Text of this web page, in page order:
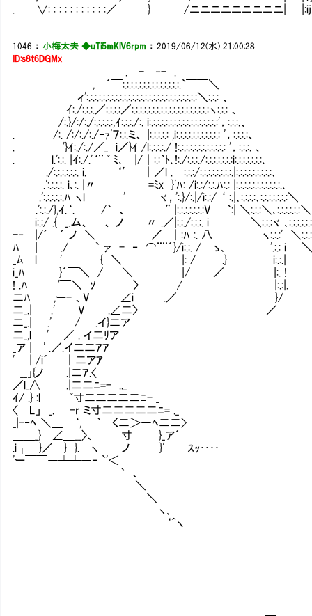
. ∨: : : : : : : : : : :／ } /ニニニニニニニニニ|
1046 ： 小梅太夫 ◆uTi5mKlV6rpm ：2019/06/12(水) 21:00:28
ID:s8t6DGMx
. -―‐- .
, ´￣:.:.:.:.:.:.:.:.:.:.:.:.:.:.`￣￣＼
ィ':.:.:.:.:.:.:.:.:.:.:.:.:.:.:.:.:.:.:.:.:.:.:.:.:.:.:＼:.:.: 、
ｲ:./:.:.:.／:.:.:.:／:.:.:.:.:.:.:.:.:.:.:.:.:.:.:.:.:.:.:ヽ:.:.: 、
/:.}/:/:./:.:.:.:.:,ｲ:.:.:./:. i:.:.:.:.:.:.:.:.:.:.:.:.:.:.:.:.:'，:.:.:.、
. /:. /:/:./:./‐ｧ'７:.:.ミ、 |:.:.:.:.: ,i:.:.:.:.:.:.:.:.:.:.: '，:.:.:.:、
. Ⅳ'}ｲ:./:./／_ i／}ｲ /l:.:.:.:./ !:.:.:.:.:.:.:.:.:.:.:.: '，:.:.:. 、
. l.':.:. |ｲ:./.'‘¨ ﾞ ﾐ､ |/｜:.:`ﾄ､!:./:.:.:./:.:.:.:.:.:.:i:.:.:.:.:.:.:､
./:.:.:.:.:.:. i. ‘’ ｜／l .Ⅳ:.:.:/:.:.:.:.:.:.:.:.|:.:.:.:.:.:.:.:.:､
.':.:.:.:. i､:. |〃 =ﾐx }'ﾊ: /i:.:/:.:.ﾊ:.: |:.:.:.:.:.:.:.:.:.:.:.､
.':.:.:.:.:.ﾊ ヽl ' ヾ，':.}/:.|/i:.:/ ‘ :.|､:.:.:.:､:.:.:.:.:.:.:＼
.':.:./},ｲ.‘. /` 、 ” |:.:.:.:.:.:.:V `:| ＼:.:.:＼､:.:.:.:.:.:＼
i:.:/ .{ _.ム、 、 ノ 〃 .／|:.:./:.:.:. i ＼:.:.:ヾ ､:.:.:.:.:.:
-‐ |/´￣´ ノ ＼ ／ ｜:ﾊ :. 八 ヽ:.:.:' ＼:.:.:.:.:.:＼ い
ﾊ | ./ ` ァ - ‐ ⌒¨¨´}/i:.:. / ゝ､ '.:.: i ＼
_ﾑ l ' { ＼ |: / .} i:.:.| ＼:.:.:.:.:.:ヽ お
i_ﾊ }´￣＼ / ＼ |/ ／ |:. ! ＼
! .ﾊ '￣＼ ｿ 〉 / |:.:|. ＼
二ﾊ ,ー- 、V ∠i .／ }/
二_.| .' V .∠二〉 ／
二_.| .' / .イ}二
二_,l ' ／ . イ二ﾘ
_ア | ' .／.イ二二ｱ
' | /i´ ｜二アｱ
__」{ノ .|二ｱ.〈
／l_∧ .|二二ﾆ=- .._
ｲ/ .} :l ﾞ寸二二二二二ﾆ- _
〈 L」 _. -r ミ寸二二二二二ﾆ= ._
_|-‐ﾍ ＼＿ ‘, ` く二＞―ﾍ二二>
＿＿_} ∠＿__〉、 寸 }_ア´
.i┌―}／ } }. ヽ ノ }' ｽｯ････
'ー￣￣―┴┴―‐ `'＜
` 、
＼
＼
ヽ､
‘^ヽ